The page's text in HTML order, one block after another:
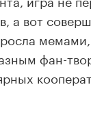
а вот
фан-